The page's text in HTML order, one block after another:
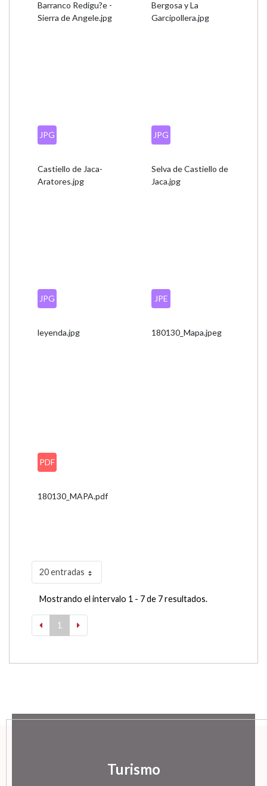
Barranco Redigu?e -
Sierra de Angele.jpg
Bergosa y La
Garcipollera.jpg
JPG
Castiello de Jaca-
Aratores.jpg
JPG
Selva de Castiello de
Jaca.jpg
JPG
leyenda.jpg
JPE
180130_Mapa.jpeg
PDF
180130_MAPA.pdf
20 entradas
Mostrando el intervalo 1 - 7 de 7 resultados.
1
Turismo